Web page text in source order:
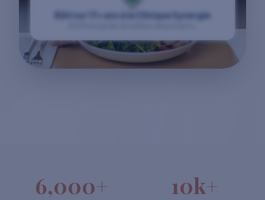
Bâti sur 17+ ans à la Clinique Synergie
6,000+ 10k+